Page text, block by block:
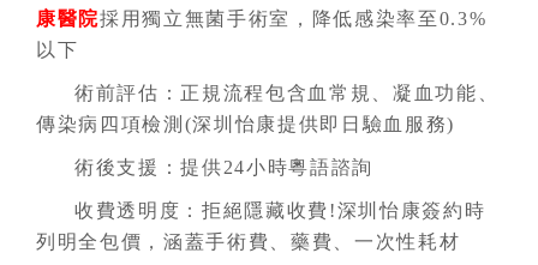
康醫院採用獨立無菌手術室，降低感染率至0.3%
以下
術前評估： 正規流程包含血常規、凝血功能、
傳染病四項檢測(深圳怡康提供即日驗血服務)
術後支援：提供24小時粵語諮詢
收費透明度：拒絕隱藏收費!深圳怡康簽約時
列明全包價，涵蓋手術費、藥費、一次性耗材